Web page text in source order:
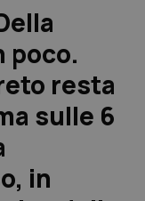
poco.
resta
sulle 6
in